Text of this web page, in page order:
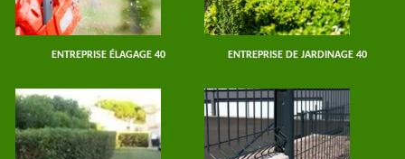
ENTREPRISE ÉLAGAGE 40 ENTREPRISE DE JARDINAGE 40